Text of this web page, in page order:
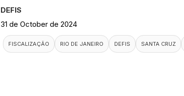
DEFIS
31 de October de 2024
FISCALIZAÇÃO RIO DE JANEIRO DEFIS SANTA CRUZ